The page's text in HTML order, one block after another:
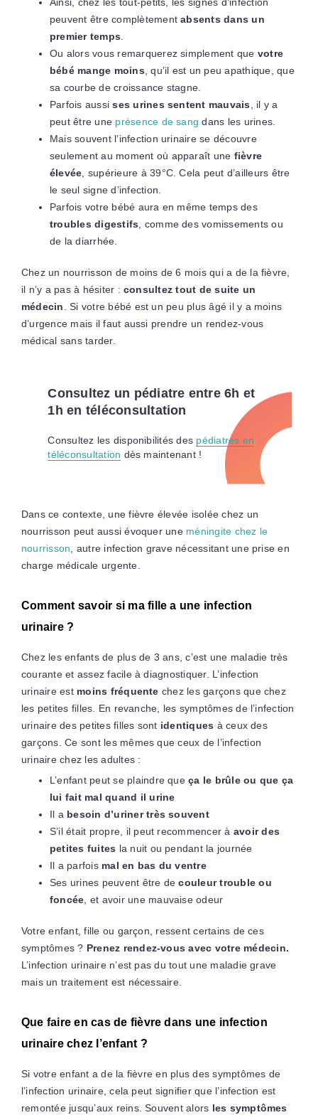
peuvent être complètementabsents dans un
premier temps
Ou alors vous remarquerez simplement que votre
bébé mange moins , qu’il est un peu apathique, que
sa courbe de croissance stagne.
Parfois aussises urines sentent mauvais
, il y a
peut être une présence de sang dans les urines.
Mais souvent l’infection urinaire se découvre
seulement au moment où apparaît une fièvre
élevée , supérieure à 39°C. Cela peut d’ailleurs être
le seul signe d’infection.
Parfois votre bébé aura en même temps des
troubles digestifs , comme des vomissements ou
de la diarrhée.
Chez un nourrisson de moins de 6 mois qui a de la fièvre,
il n’y a pas à hésiter : consultez tout de suite un
médecin
. Si votre bébé est un peu plus âgé il y a moins
d’urgence mais il faut aussi prendre un rendez-vous
médical sans tarder.
Consultez un pédiatre entre 6h et
1h en téléconsultation
Consultez les disponibilités des pédiatres en
téléconsultation dès maintenant !
Dans ce contexte, une fièvre élevée isolée chez un
nourrisson peut aussi évoquer une méningite chez le
nourrisson , autre infection grave nécessitant une prise en
charge médicale urgente.
Comment savoir si ma fille a une infection
urinaire ?
Chez les enfants de plus de 3 ans, c’est une maladie très
courante et assez facile à diagnostiquer. L’infection
urinaire est moins fréquente chez les garçons que chez
les petites filles. En revanche, les symptômes de l’infection
urinaire des petites filles sont identiques à ceux des
garçons. Ce sont les mêmes que ceux de l’infection
urinaire chez les adultes :
L’enfant peut se plaindre queça le brûle ou que ça
lui fait mal quand il urine
Il a besoin d’uriner très souvent
S’il était propre, il peut recommencer à avoir des
petites fuites la nuit ou pendant la journée
Il a parfois mal en bas du ventre
Ses urines peuvent être decouleur trouble ou
foncée , et avoir une mauvaise odeur
Votre enfant, fille ou garçon, ressent certains de ces
symptômes ? Prenez rendez-vous avec votre médecin.
L’infection urinaire n’est pas du tout une maladie grave
mais un traitement est nécessaire.
Que faire en cas de fièvre dans une infection
urinaire chez l’enfant ?
Si votre enfant a de la fièvre en plus des symptômes de
l’infection urinaire, cela peut signifier que l’infection est
remontée jusqu’aux reins. Souvent alors les symptômes